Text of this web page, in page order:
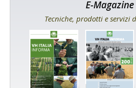
E-Magazine
Tecniche, prodotti e servizi